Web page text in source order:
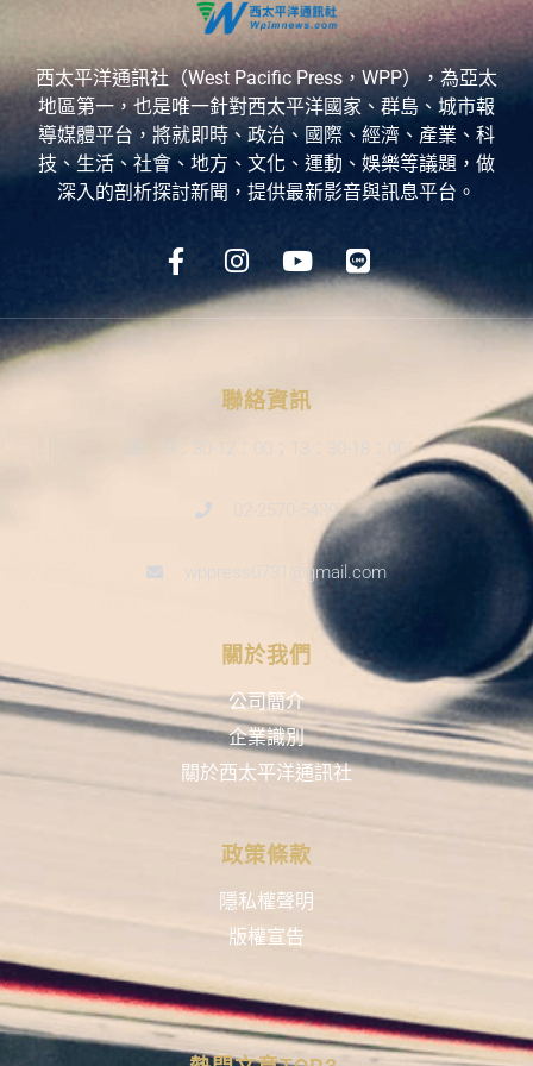
西太平洋通訊社（West Pacific Press，WPP），為亞太
地區第一，也是唯一針對西太平洋國家、群島、城市報
導媒體平台，將就即時、政治、國際、經濟、產業、科
技、生活、社會、地方、文化、運動、娛樂等議題，做
深入的剖析探討新聞，提供最新影音與訊息平台。
聯絡資訊
9：30-12：00；13：30-18：00
02-2570-5439
wppress0731@gmail.com
關於我們
公司簡介
企業識別
關於西太平洋通訊社
政策條款
隱私權聲明
版權宣告